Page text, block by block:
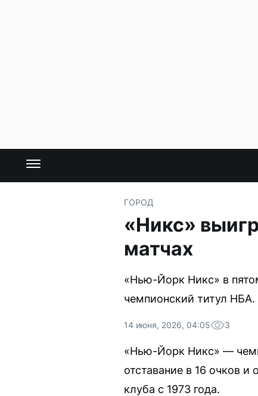
ГОРОД
«Никс»
матчах
«Нью-Йорк Никс» в
чемпионский титул
14 июня, 2026, 04:05 3
«Нью-Йорк Никс» —
отставание в 16 очков
клуба с 1973 года.